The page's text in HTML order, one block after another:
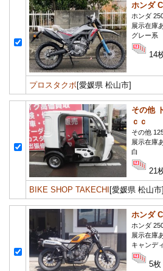
ホンダ
ホンダ
展示在庫
グレー系
14
プロスタクボ[愛媛県 松山市]
その他
ｃｃ
その他
展示在庫
白
21
BIKE SHOP TAKECHI [愛媛県 松山市]
ホンダ
ホンダ
展示在庫
キャンデ
5枚